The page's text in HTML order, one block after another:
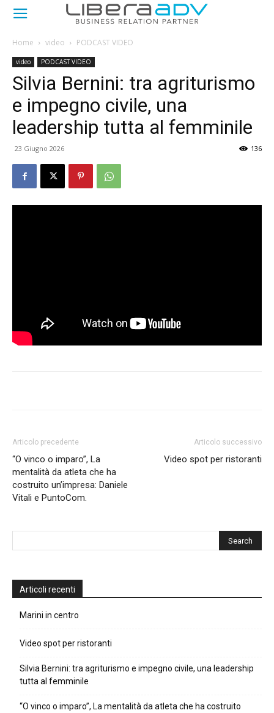
Home video PODCAST VIDEO
video PODCAST VIDEO
Silvia Bernini: tra agriturismo
e impegno civile, una
leadership tutta al femminile
23 Giugno 2026 136
Articolo precedente
“O vinco o imparo”, La
mentalità da atleta che ha
costruito un’impresa: Daniele
Vitali e PuntoCom.
Articolo successivo
Video spot per ristoranti
Articoli recenti
Marini in centro
Video spot per ristoranti
Silvia Bernini: tra agriturismo e impegno civile, una leadership
tutta al femminile
“O vinco o imparo”, La mentalità da atleta che ha costruito